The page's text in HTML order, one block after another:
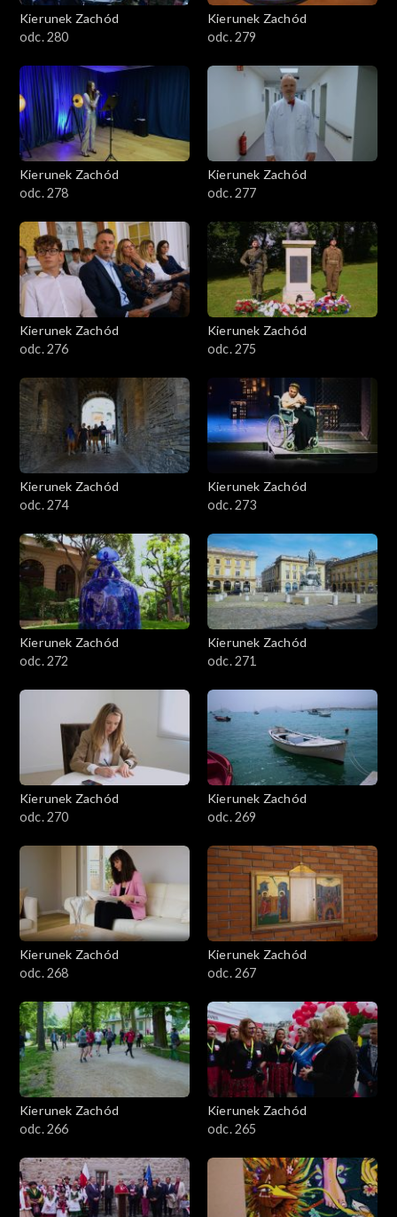
Kierunek Zachód
odc. 280
Kierunek Zachód
odc. 279
Kierunek Zachód
odc. 278
Kierunek Zachód
odc. 277
Kierunek Zachód
odc. 276
Kierunek Zachód
odc. 275
Kierunek Zachód
odc. 274
Kierunek Zachód
odc. 273
Kierunek Zachód
odc. 272
Kierunek Zachód
odc. 271
Kierunek Zachód
odc. 270
Kierunek Zachód
odc. 269
Kierunek Zachód
odc. 268
Kierunek Zachód
odc. 267
Kierunek Zachód
odc. 266
Kierunek Zachód
odc. 265